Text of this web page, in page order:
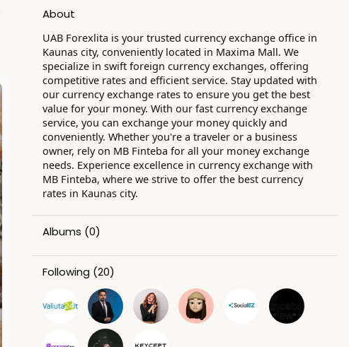
About
UAB Forexlita is your trusted currency exchange office in
Kaunas city, conveniently located in Maxima Mall. We
specialize in swift foreign currency exchanges, offering
competitive rates and efficient service. Stay updated with
our currency exchange rates to ensure you get the best
value for your money. With our fast currency exchange
service, you can exchange your money quickly and
conveniently. Whether you're a traveler or a business
owner, rely on MB Finteba for all your money exchange
needs. Experience excellence in currency exchange with
MB Finteba, where we strive to offer the best currency
rates in Kaunas city.
Albums (0)
Following (20)